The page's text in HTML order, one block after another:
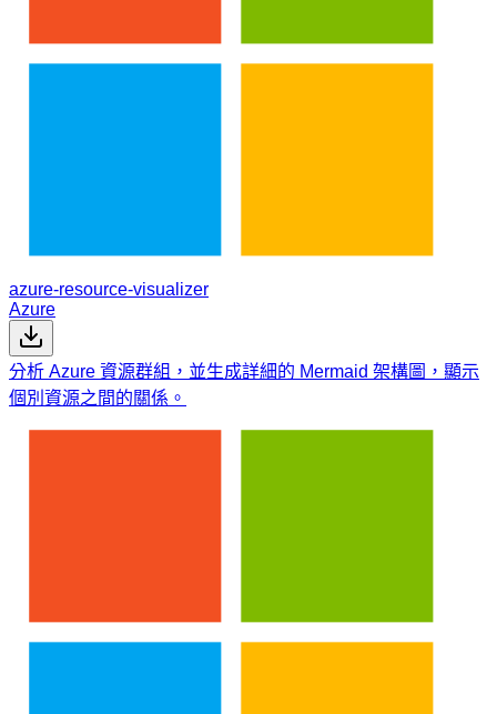
azure-resource-visualizer
Azure
分析 Azure 資源群組，並生成詳細的 Mermaid 架構圖，顯示
個別資源之間的關係。